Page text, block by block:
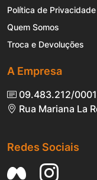
Política de Privacidade
Quem Somos
Troca e Devoluções
A Empresa
09.483.212/
Rua Mariana La
Redes Sociais